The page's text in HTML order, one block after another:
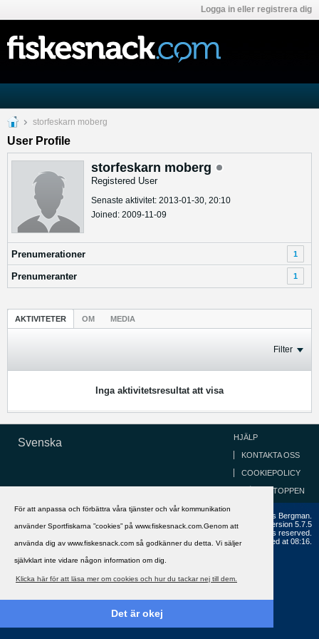
För att anpassa och förbättra våra tjänster och vår kommunikation
använder Sportfiskarna ”cookies” på www.fiskesnack.com.Genom att
använda dig av www.fiskesnack.com så godkänner du detta. Vi säljer
självklart inte vidare någon information om dig.
Klicka här för att läsa mer om cookies och hur du tackar nej till dem.
Det är okej
Logga in eller registrera dig
storfeskarn moberg
User Profile
storfeskarn moberg
Registered User
Senaste aktivitet: 2013-01-30, 20:10
Joined: 2009-11-09
Prenumerationer 1
Prenumeranter 1
AKTIVITETER OM MEDIA
Filter
Inga aktivitetsresultat att visa
Svenska HJÄLP
KONTAKTA OSS
COOKIEPOLICY
GÅ TILL TOPPEN
Copyright ©2002 - 2021, FiskeSnack.com. Grundad 2002 av Anders Bergman.
Powered byvBulletin®
Version 5.7.5
Copyright © 2026 MH Sub I, LLC dba vBulletin. All rights reserved.
All times are GMT+1. This page was generated at 08:16.